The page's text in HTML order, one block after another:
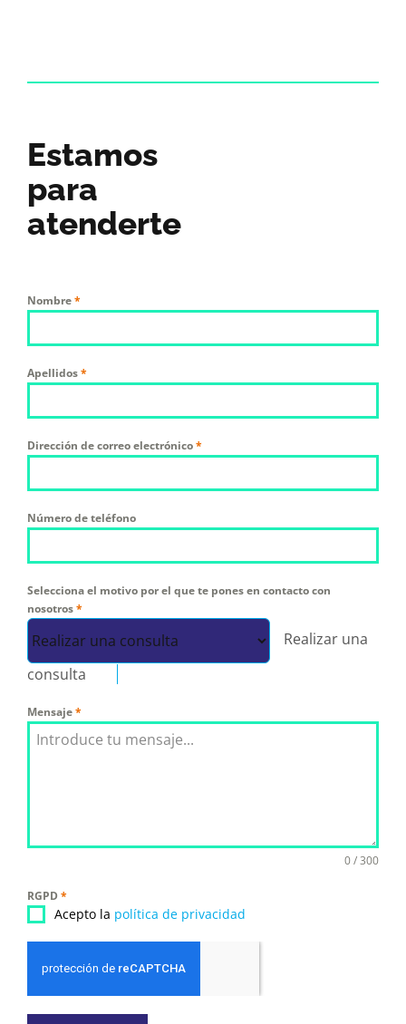
Estamos
para
atenderte
Nombre*
Apellidos*
Dirección de correo electrónico*
Número de teléfono
Selecciona el motivo por el que te pones en contacto con
nosotros*
Realizar una
consulta
Mensaje*
0 / 300
RGPD *
Acepto la política de privacidad